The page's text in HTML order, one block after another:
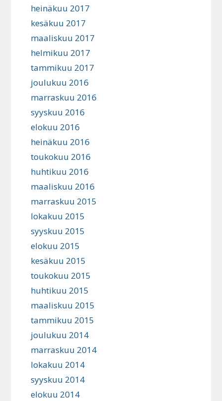
heinäkuu 2017
kesäkuu 2017
maaliskuu 2017
helmikuu 2017
tammikuu 2017
joulukuu 2016
marraskuu 2016
syyskuu 2016
elokuu 2016
heinäkuu 2016
toukokuu 2016
huhtikuu 2016
maaliskuu 2016
marraskuu 2015
lokakuu 2015
syyskuu 2015
elokuu 2015
kesäkuu 2015
toukokuu 2015
huhtikuu 2015
maaliskuu 2015
tammikuu 2015
joulukuu 2014
marraskuu 2014
lokakuu 2014
syyskuu 2014
elokuu 2014